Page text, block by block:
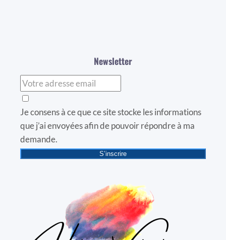
Newsletter
Je consens à ce que ce site stocke les informations
que j’ai envoyées afin de pouvoir répondre à ma
demande.
S’inscrire